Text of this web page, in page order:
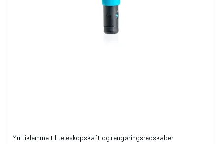
Multiklemme til teleskopskaft og rengøringsredskaber